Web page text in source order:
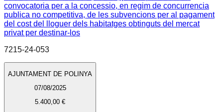
convocatoria per a la concessio, en regim de concurrencia
publica no competitiva, de les subvencions per al pagament
del cost del lloguer dels habitatges obtinguts del mercat
privat per destinar-los
7215-24-053
AJUNTAMENT DE POLINYA
07/08/2025
5.400,00 €